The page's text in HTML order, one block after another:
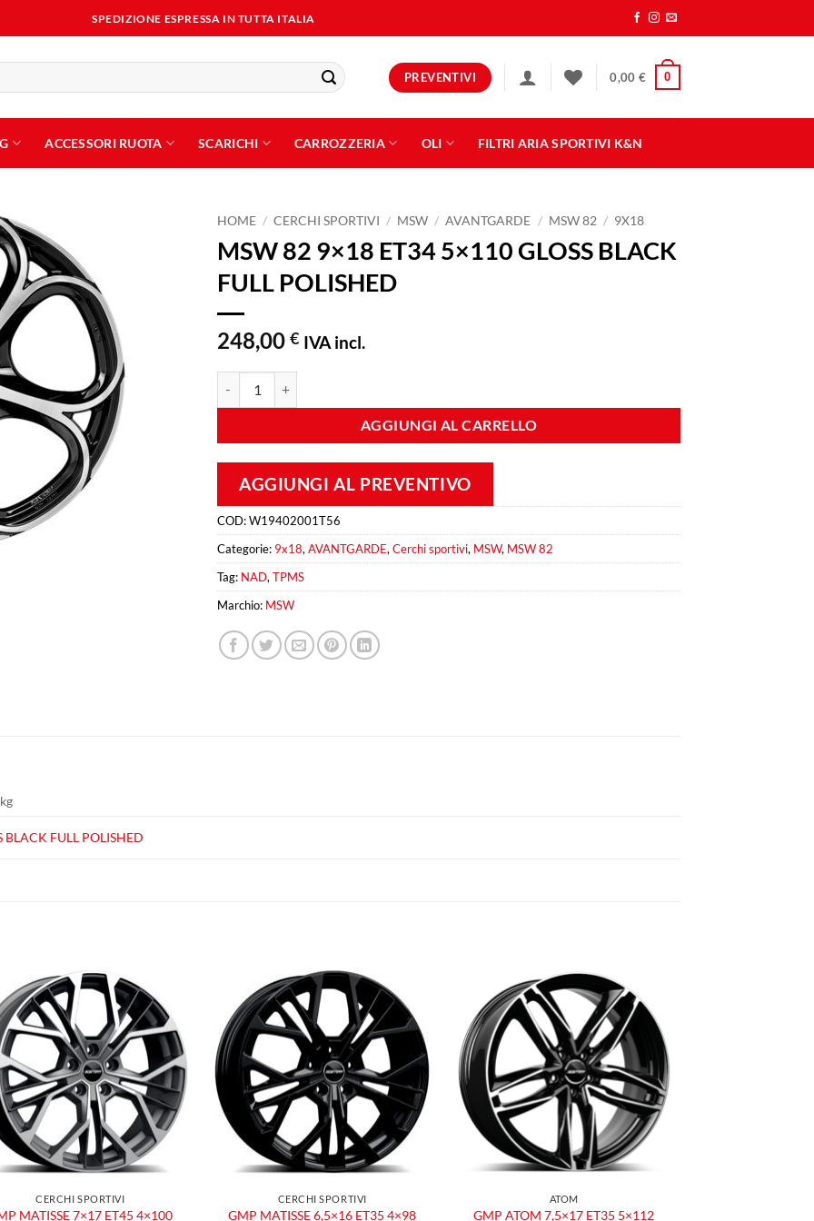
SPEDIZIONE ESPRESSA IN TUTTA ITALIA
PREVENTIVI 0,00 € 0
ACCESSORI RUOTA SCARICHI CARROZZERIA OLI FILTRI ARIA SPORTIVI K&N
HOME / CERCHI SPORTIVI / MSW / AVANTGARDE / MSW 82 / 9X18
MSW 82 9×18 ET34 5×110 GLOSS BLACK
FULL POLISHED
248,00 € IVA incl.
AGGIUNGI AL CARRELLO
AGGIUNGI AL PREVENTIVO
COD:W19402001T56
Categorie: 9x18, AVANTGARDE, Cerchi sportivi, MSW, MSW 82
Tag: NAD, TPMS
Marchio: MSW
BLACK FULL POLISHED
Aggiungi
alla lista
dei
desideri
CERCHI SPORTIVI
MATISSE 7×17 ET45 4×100
Aggiungi
alla lista
dei
desideri
CERCHI SPORTIVI
GMP MATISSE 6,5×16 ET35 4×98
Aggiungi
alla lista
desideri
ATOM
GMP ATOM 7,5×17 ET35 5×112